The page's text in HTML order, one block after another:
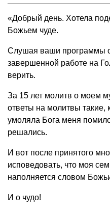
«Добрый день. Хотела
Божьем чуде.
Слушая ваши программы
завершенной работе на
верить.
За 15 лет молитв о моем
ответы на молитвы такие,
умоляла Бога меня
решались.
И вот после принятого
исповедовать, что моя
наполняется словом
И о чудо!